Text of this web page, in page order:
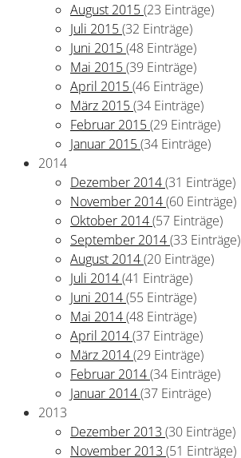
August 2015(23 Einträge)
Juli 2015(32 Einträge)
Juni 2015(48 Einträge)
Mai 2015(39 Einträge)
April 2015(46 Einträge)
März 2015(34 Einträge)
Februar 2015(29 Einträge)
Januar 2015(34 Einträge)
2014
Dezember 2014(31 Einträge)
November 2014(60 Einträge)
Oktober 2014(57 Einträge)
September 2014(33 Einträge)
August 2014(20 Einträge)
Juli 2014(41 Einträge)
Juni 2014(55 Einträge)
Mai 2014(48 Einträge)
April 2014(37 Einträge)
März 2014(29 Einträge)
Februar 2014(34 Einträge)
Januar 2014(37 Einträge)
2013
Dezember 2013 (30 Einträge)
November 2013 (51 Einträge)